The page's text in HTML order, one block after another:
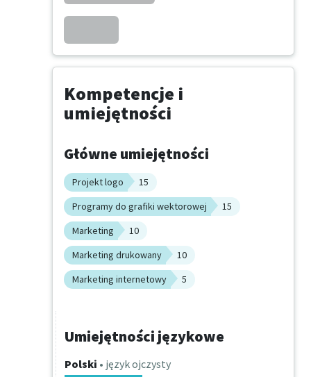
Kompetencje i
umiejętności
Główne umiejętności
Projekt logo
15
Programy do grafiki wektorowej
15
Marketing
10
Marketing drukowany
10
Marketing internetowy
5
Umiejętności językowe
Polski • język ojczysty